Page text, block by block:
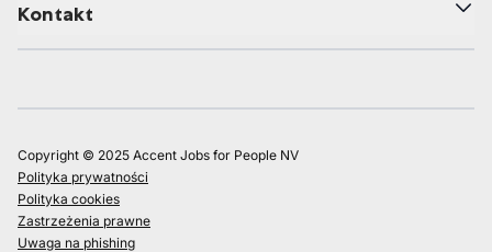
Kontakt
Copyright © 2025 Accent Jobs for People NV
Polityka prywatności
Polityka cookies
Zastrzeżenia prawne
Uwaga na phishing